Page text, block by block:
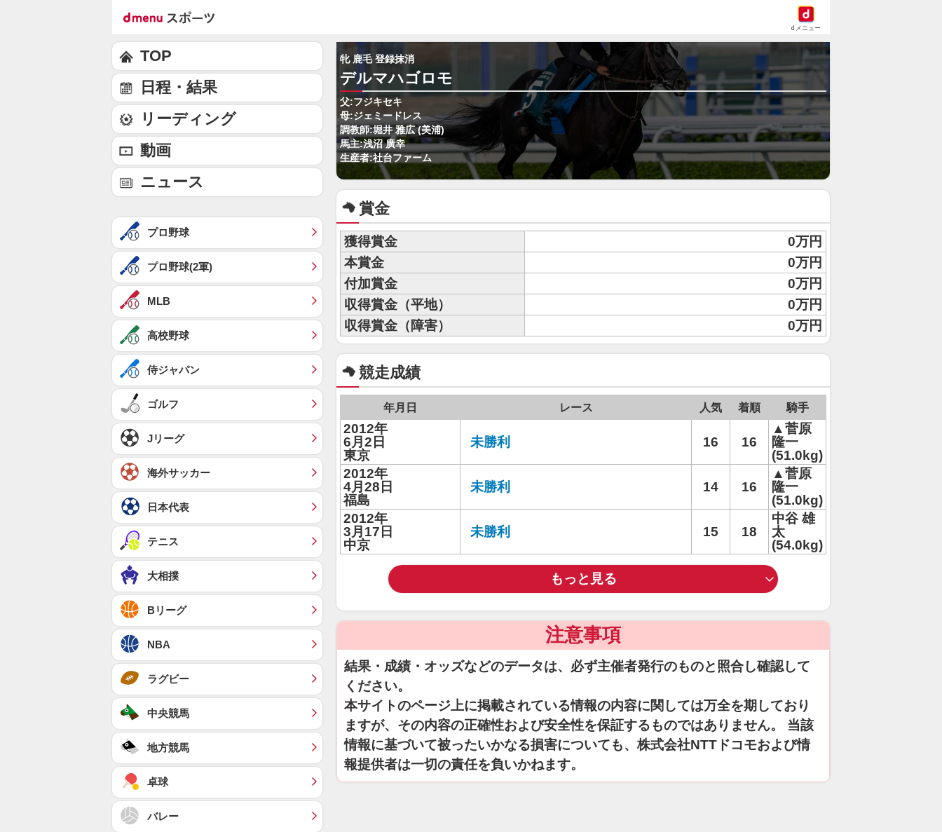
dメニュー
牝 鹿毛 登録抹消
デルマハゴロモ
父:フジキセキ
母:ジェミードレス
調教師:堀井 雅広 (美浦)
馬主:浅沼 廣幸
生産者:社台ファーム
賞金
獲得賞金
0万円
本賞金
0万円
付加賞金
0万円
収得賞金（平地）
0万円
収得賞金（障害）
0万円
競走成績
年月日 レース 人気 着順 騎手
2012年
6月2日
東京
未勝利 16 16
▲菅原
隆一
(51.0kg)
2012年
4月28日
福島
未勝利 14 16
▲菅原
隆一
(51.0kg)
2012年
3月17日
中京
未勝利 15 18
中谷 雄
太
(54.0kg)
もっと見る
注意事項
結果・成績・オッズなどのデータは、必ず主催者発行のものと照合し確認して
ください。
本サイトのページ上に掲載されている情報の内容に関しては万全を期しており
ますが、その内容の正確性および安全性を保証するものではありません。 当該
情報に基づいて被ったいかなる損害についても、株式会社NTTドコモおよび情
報提供者は一切の責任を負いかねます。
TOP
日程・結果
リーディング
動画
ニュース
プロ野球
プロ野球(2軍)
MLB
高校野球
侍ジャパン
ゴルフ
Jリーグ
海外サッカー
日本代表
テニス
大相撲
Bリーグ
NBA
ラグビー
中央競馬
地方競馬
卓球
バレー